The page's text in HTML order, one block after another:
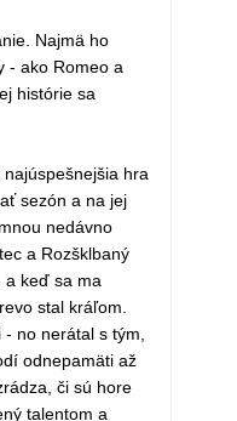
Najmä ho
- ako Romeo a
histórie sa
hra
sezón a na jej
nedávno
a Rozšklbaný
a keď sa ma
stal kráľom.
no nerátal s tým,
odnepamäti až
či sú hore
talentom a